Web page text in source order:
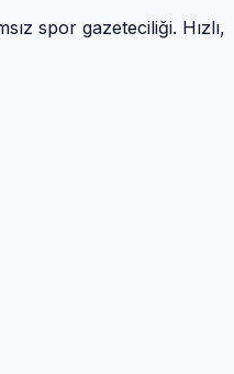
spor gazeteciliği. Hızlı,